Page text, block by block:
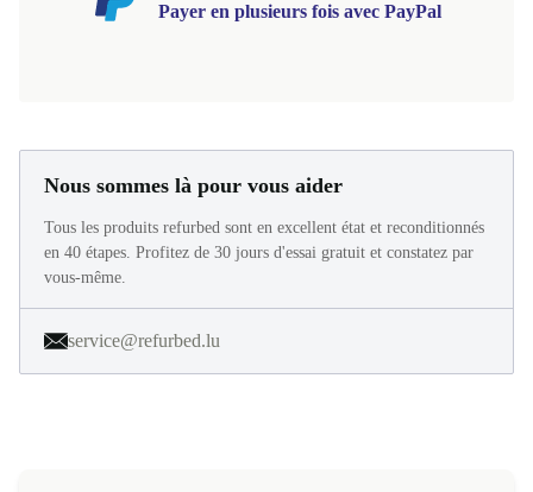
Payer en plusieurs fois avec PayPal
Nous sommes là pour vous aider
Tous les produits refurbed sont en excellent état et reconditionnés
en 40 étapes. Profitez de 30 jours d'essai gratuit et constatez par
vous-même.
service@refurbed.lu